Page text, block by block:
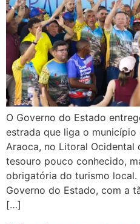
O Governo do Estado
estrada que liga o município
Araoca, no Litoral Ocidental
tesouro pouco conhecido,
obrigatória do turismo local.
Governo do Estado, com a
[…]